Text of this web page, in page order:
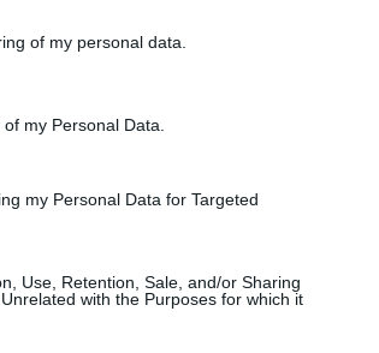
of my personal data.
my Personal Data.
my Personal Data for Targeted
Use, Retention, Sale, and/or Sharing
with the Purposes for which it